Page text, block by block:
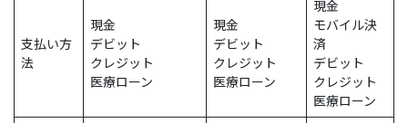
支払い方
法
現金
デビット
クレジット
医療ローン
現金
デビット
クレジット
医療ローン
現金
モバイル決
済
デビット
クレジット
医療ローン